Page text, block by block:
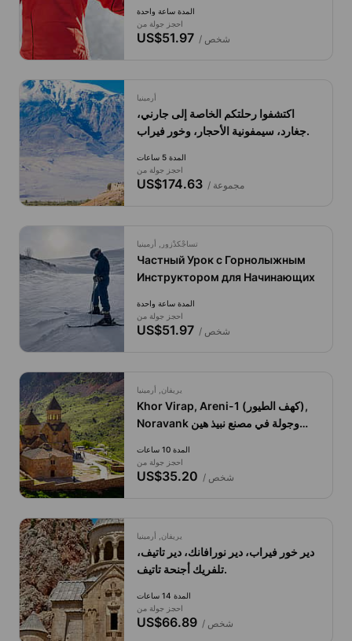
المدة ساعة واحدة
احجز جولة من
US$51.97 / شخص
أرمينيا
اكتشفوا رحلتكم الخاصة إلى جارني،
جغارد، سيمفونية الأحجار، وخور فيراب.
المدة 5 ساعات
احجز جولة من
US$174.63 / مجموعة
تساجْكدْزور, أرمينيا
Частный Урок с Горнолыжным
Инструктором для Начинающих
المدة ساعة واحدة
احجز جولة من
US$51.97 / شخص
يريفان, أرمينيا
Khor Virap, Areni-1 (كهف الطيور),
Noravank وجولة في مصنع نبيذ هين
المدة 10 ساعات
احجز جولة من
US$35.20 / شخص
يريفان, أرمينيا
دير خور فيراب، دير نورافانك، دير تاتيف،
تلفريك أجنحة تاتيف.
المدة 14 ساعات
احجز جولة من
US$66.89 / شخص